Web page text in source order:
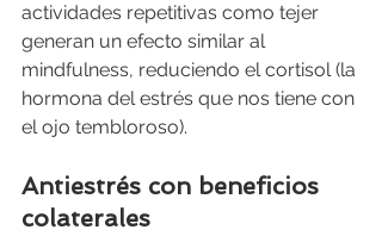
actividades repetitivas como tejer
generan un efecto similar al
mindfulness, reduciendo el cortisol (la
hormona del estrés que nos tiene con
el ojo tembloroso).
Antiestrés con beneficios
colaterales